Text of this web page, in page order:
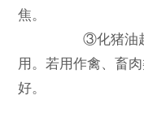
焦。
③化猪油起炒
用。若用作禽、畜
好。